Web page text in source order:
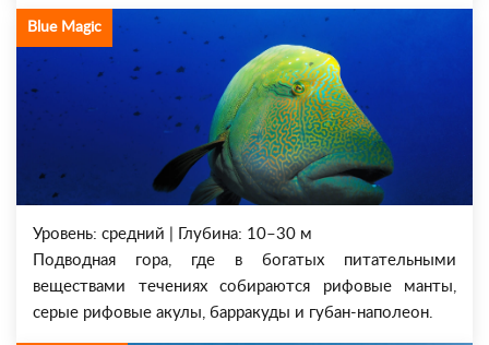
Blue Magic
Уровень: средний | Глубина: 10–30 м
Подводная гора, где в богатых питательными
веществами течениях собираются рифовые манты,
серые рифовые акулы, барракуды и губан-наполеон.